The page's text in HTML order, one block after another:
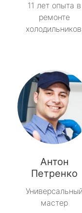
11 лет опыта в
ремонте
Антон
Петренко
Универсальный
мастер